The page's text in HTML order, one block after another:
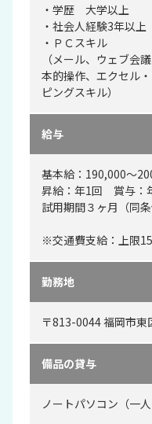
・学歴 大学以上
・社会人経験3年以上
・ＰＣスキル
（メール、ウェブ会
本的操作、エクセル
ピングスキル）
給与
基本給：190,000～
昇給：年1回 賞与：
試用期間３ヶ月（同条
※交通費支給：上限
勤務地
〒813-0044 福岡市
備品の貸与
ノートパソコン（一人